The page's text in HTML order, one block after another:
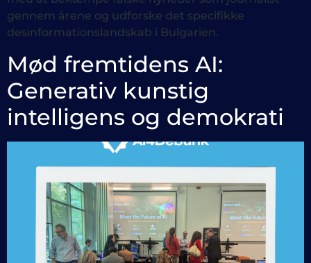
gennem årene og udforske det specifikke
desinformationslandskab i Bulgarien.
Mød fremtidens AI:
Generativ kunstig
intelligens og demokrati